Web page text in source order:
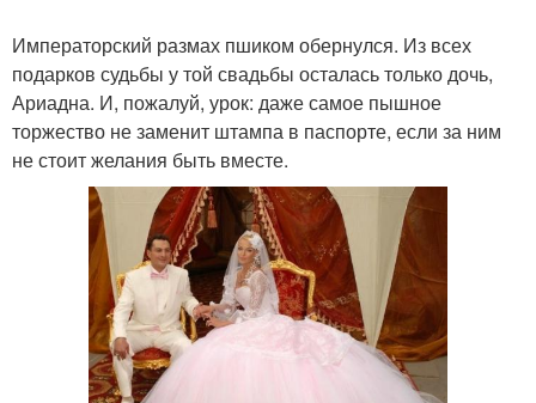
Императорский размах пшиком обернулся. Из всех
подарков судьбы у той свадьбы осталась только дочь,
Ариадна. И, пожалуй, урок: даже самое пышное
торжество не заменит штампа в паспорте, если за ним
не стоит желания быть вместе.